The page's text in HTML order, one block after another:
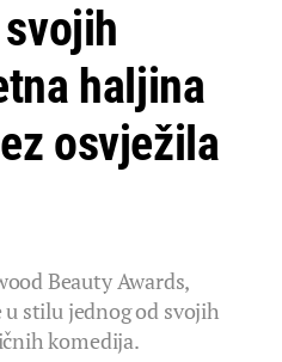
haljina
osvježila
Beauty Awards,
u stilu jednog od svojih
komedija.